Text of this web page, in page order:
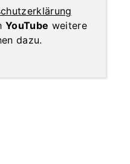
YouTube weitere
dazu.